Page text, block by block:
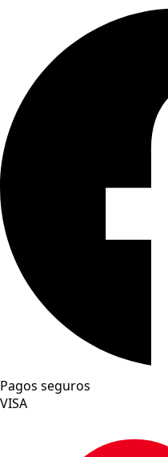
Pagos seguros
VISA